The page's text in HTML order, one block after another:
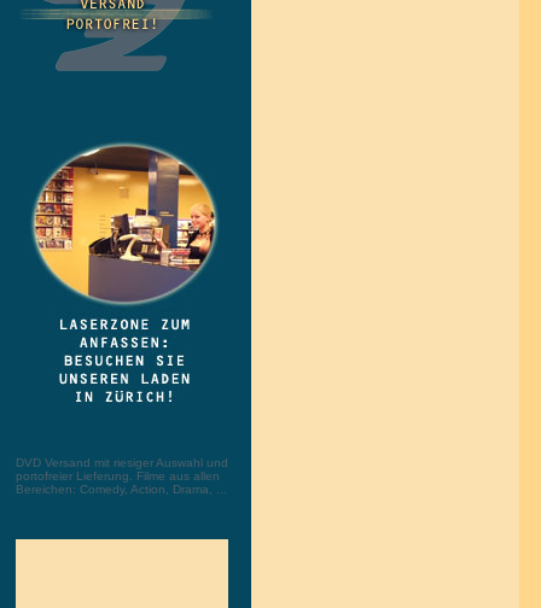
DVD Versand mit riesiger Auswahl und
portofreier Lieferung. Filme aus allen
Bereichen: Comedy, Action, Drama, ...